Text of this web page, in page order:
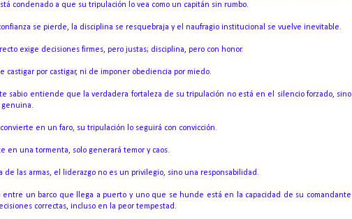
condenado a que su tripulación lo vea como un capitán sin rumbo.
se pierde, la disciplina se resquebraja y el naufragio institucional se vuelve inevitable.
exige decisiones firmes, pero justas; disciplina, pero con honor.
castigar por castigar, ni de imponer obediencia por miedo.
sabio entiende que la verdadera fortaleza de su tripulación no está en el silencio forzado, sino
en un faro, su tripulación lo seguirá con convicción.
en una tormenta, solo generará temor y caos.
de las armas, el liderazgo no es un privilegio, sino una responsabilidad.
entre un barco que llega a puerto y uno que se hunde está en la capacidad de su comandante
correctas, incluso en la peor tempestad.